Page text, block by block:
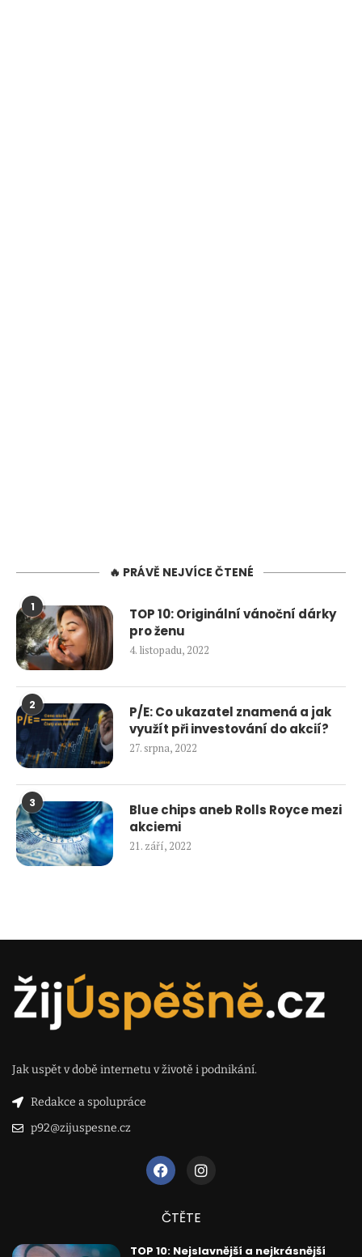
🔥 PRÁVĚ NEJVÍCE ČTENÉ
1
TOP 10: Originální vánoční dárky
pro ženu
4. listopadu, 2022
2
P/E: Co ukazatel znamená a jak
využít při investování do akcií?
27. srpna, 2022
3
Blue chips aneb Rolls Royce mezi
akciemi
21. září, 2022
Jak uspět v době internetu v životě i podnikání.
Redakce a spolupráce
p92@zijuspesne.cz
ČTĚTE
TOP 10: Nejslavnější a nejkrásnější